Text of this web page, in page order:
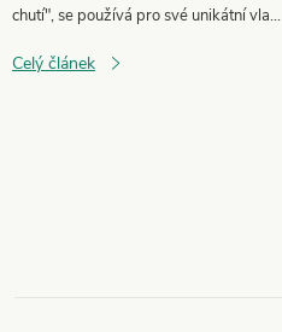
chutí", se používá pro své unikátní vla...
Celý článek